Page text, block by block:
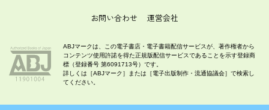
お問い合わせ 運営会社
ABJマークは、この電子書店・電子書籍配信サービスが、著作権者から
コンテンツ使用許諾を得た正規版配信サービスであることを示す登録商
標（登録番号 第6091713号）です。
詳しくは［ABJマーク］または［電子出版制作・流通協議会］で検索し
てください。